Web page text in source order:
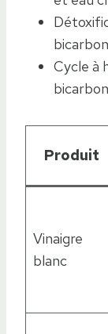
Cycle à
Produit
Vinaigre
blanc